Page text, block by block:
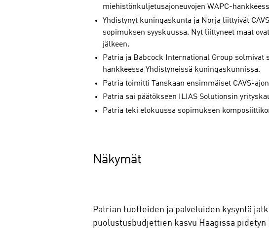
miehistönkuljetusajoneuvojen WAPC-
Yhdistynyt kuningaskunta ja Norja liittyivät
sopimuksen syyskuussa. Nyt liittyneet maat
jälkeen.
Patria ja Babcock International Group solmivat
hankkeessa Yhdistyneissä kuningaskunnissa.
Patria toimitti Tanskaan ensimmäiset CAVS-
Patria sai päätökseen ILIAS Solutionsin
Patria teki elokuussa sopimuksen
Näkymät
Patrian tuotteiden ja palveluiden kysyntä
puolustusbudjettien kasvu Haagissa